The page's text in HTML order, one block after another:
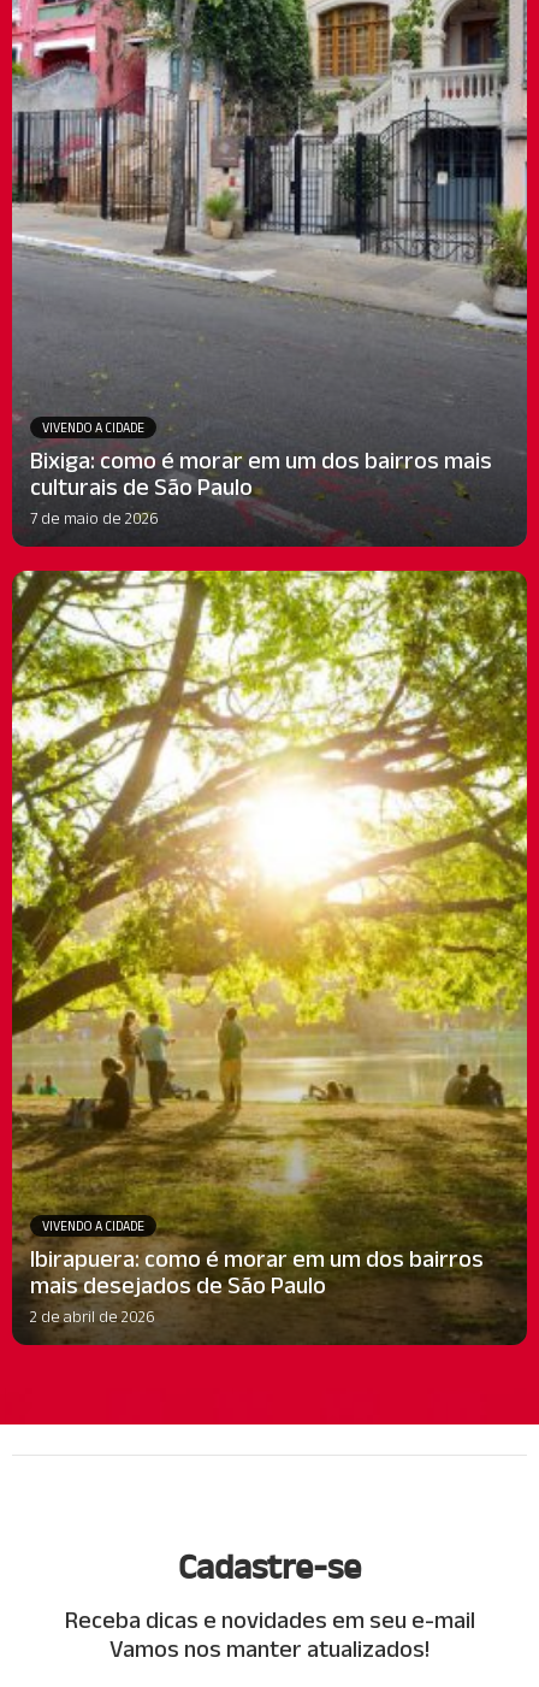
VIVENDO A CIDADE
Bixiga: como é morar em um dos bairros mais
culturais de São Paulo
7 de maio de 2026
VIVENDO A CIDADE
Ibirapuera: como é morar em um dos bairros
mais desejados de São Paulo
2 de abril de 2026
Cadastre-se
Receba dicas e novidades em seu e-mail
Vamos nos manter atualizados!